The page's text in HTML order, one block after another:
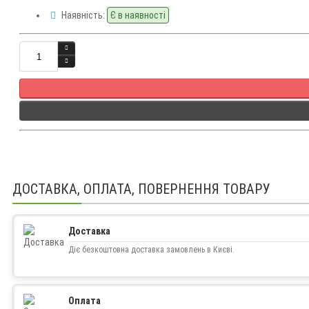
Наявність: Є в наявності
ДОСТАВКА, ОПЛАТА, ПОВЕРНЕННЯ ТОВАРУ
Доставка
Діє безкоштовна доставка замовлень в Києві.
Оплата